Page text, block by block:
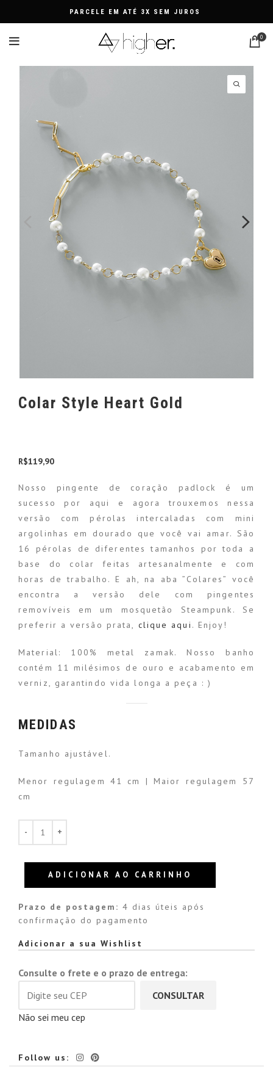
PARCELE EM ATÉ 3X SEM JUROS
0
Colar Style Heart Gold
R$119,90
Nosso pingente de coração padlock é um
sucesso por aqui e agora trouxemos nessa
versão com pérolas intercaladas com mini
argolinhas em dourado que você vai amar. São
16 pérolas de diferentes tamanhos por toda a
base do colar feitas artesanalmente e com
horas de trabalho. E ah, na aba ”Colares” você
encontra a versão dele com pingentes
removíveis em um mosquetão Steampunk. Se
preferir a versão prata, clique aqui . Enjoy!
Material: 100% metal zamak. Nosso banho
contém 11 milésimos de ouro e acabamento em
verniz, garantindo vida longa a peça : )
MEDIDAS
Tamanho ajustável.
Menor regulagem 41 cm | Maior regulagem 57
cm
ADICIONAR AO CARRINHO
Prazo de postagem: 4 dias úteis após
confirmação do pagamento
Alternative:
Adicionar a sua Wishlist
Consulte o frete e o prazo de entrega:
CONSULTAR
Não sei meu cep
Follow us: